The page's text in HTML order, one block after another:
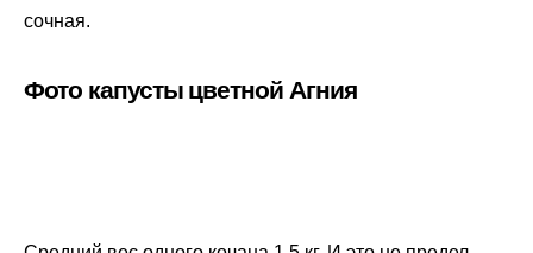
сочная.
Фото капусты цветной Агния